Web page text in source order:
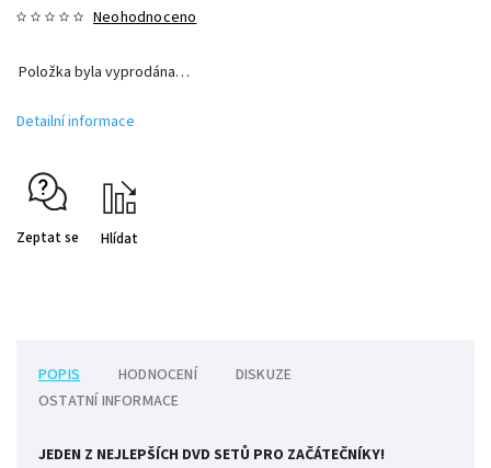
Neohodnoceno
Položka byla vyprodána…
Detailní informace
Zeptat se Hlídat
POPIS HODNOCENÍ
DISKUZE
OSTATNÍ INFORMACE
JEDEN Z NEJLEPŠÍCH DVD SETŮ PRO ZAČÁTEČNÍKY!